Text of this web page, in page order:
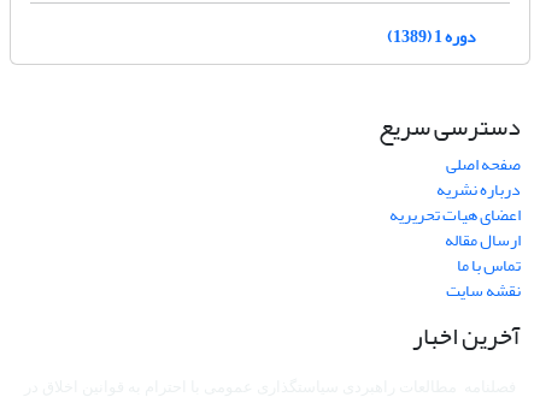
دوره 1 (1389)
دسترسی سریع
صفحه اصلی
درباره نشریه
اعضای هیات تحریریه
ارسال مقاله
تماس با ما
نقشه سایت
آخرین اخبار